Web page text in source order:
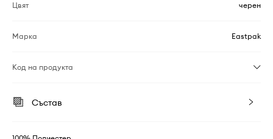
Цвят черен
Марка Eastpak
Код на продукта
Състав